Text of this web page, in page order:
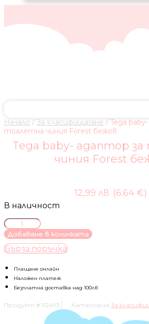
Начало / За класифициране / Tega
тоалетна чиния Forest бежов
Tega baby- адаптор
чиния Forest
12,99 лв. (6.64 €)
В наличност
количество
за
Tega
baby-
за
тоалетна
чиния
бежов
Добавяне в количката
Бърза поръчка
Плащане онлайн
Наложен платеж
Безплатна доставка над 100лв
Продукт # 112493 Категория За